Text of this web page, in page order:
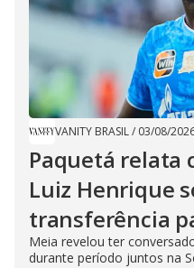
VANITY BRASIL/ 03/08/
Paquetá relata
Luiz Henrique
transferência
Meia revelou ter
durante período juntos na